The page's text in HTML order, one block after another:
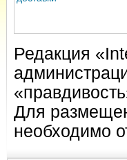
Редакция
Для
необходимо